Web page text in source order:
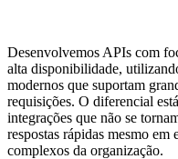
Desenvolvemos APIs com
alta disponibilidade,
modernos que suportam
requisições. O diferencial
integrações que não se
respostas rápidas mesmo em
complexos da organização.